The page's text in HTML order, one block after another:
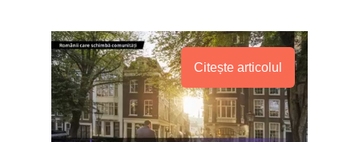
Citește articolul